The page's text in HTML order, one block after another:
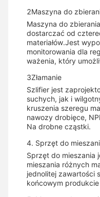
2Maszyna do
Maszyna do
dostarczać od
materiałów.Jest
monitorowania dla
ważenia, który
3Złamanie
Szlifier jest
suchych, jak i
kruszenia szeregu
nawozy drobięce,
Na drobne cząstki.
4. Sprzęt do
Sprzęt do mieszania
mieszania różnych
jednolitej zawartości
końcowym